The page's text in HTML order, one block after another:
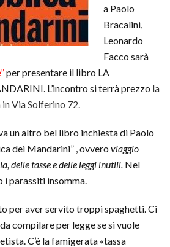
a Paolo
Bracalini,
Leonardo
Facco sarà
per presentare il libro LA
L’incontro si terrà prezzo la
Via Solferino 72.
un altro bel libro inchiesta di Paolo
dei Mandarini” , ovvero viaggio
delle tasse e delle leggi inutili. Nel
i parassiti insomma.
per aver servito troppi spaghetti. Ci
compilare per legge se si vuole
C’è la famigerata «tassa